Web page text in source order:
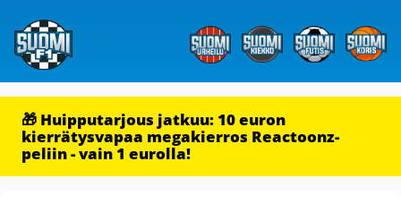
🎁 Huipputarjous jatkuu: 10 euron
kierrätysvapaa megakierros Reactoonz-
peliin - vain 1 eurolla!